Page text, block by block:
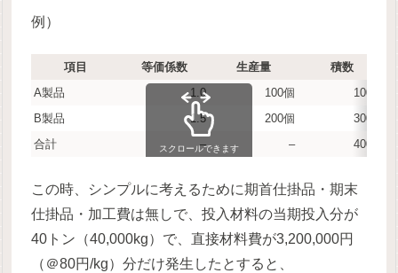
例）
項目 等価係数 生産量
積数
A製品
1.0 100個
100個
B製品
1.5 200個
300個
合計
– – 400個
スクロールできます
この時、シンプルに考えるために期首仕掛品・期末
仕掛品・加工費は無しで、投入材料の当期投入分が
40トン（40,000kg）で、直接材料費が3,200,000円
（＠80円/kg）分だけ発生したとすると、